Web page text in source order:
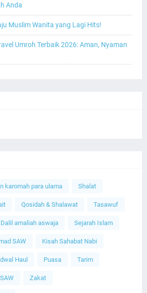
Anda
Muslim Wanita yang Lagi Hits!
Umroh Terbaik 2026: Aman, Nyaman
karomah para ulama Shalat
Qosidah & Shalawat Tasawuf
Dalil amaliah aswaja Sejarah Islam
SAW Kisah Sahabat Nabi
Haul Puasa Tarim
Zakat